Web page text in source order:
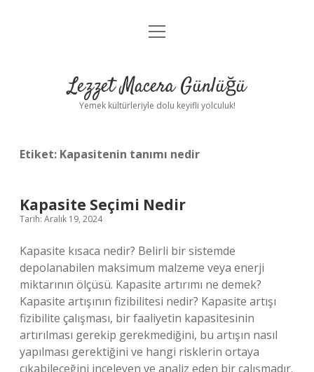
Anasayfa
Yasal Uyarı
menüyü
Lezzet Macera Günlüğü
Yemek kültürleriyle dolu keyifli yolculuk!
Etiket: Kapasitenin tanımı nedir
Kapasite Seçimi Nedir
Tarih: Aralık 19, 2024
Kapasite kısaca nedir? Belirli bir sistemde
depolanabilen maksimum malzeme veya enerji
miktarının ölçüsü. Kapasite artırımı ne demek?
Kapasite artışının fizibilitesi nedir? Kapasite artışı
fizibilite çalışması, bir faaliyetin kapasitesinin
artırılması gerekip gerekmediğini, bu artışın nasıl
yapılması gerektiğini ve hangi risklerin ortaya
çıkabileceğini inceleyen ve analiz eden bir çalışmadır.